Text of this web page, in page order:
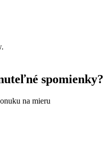
spomienky?
na mieru